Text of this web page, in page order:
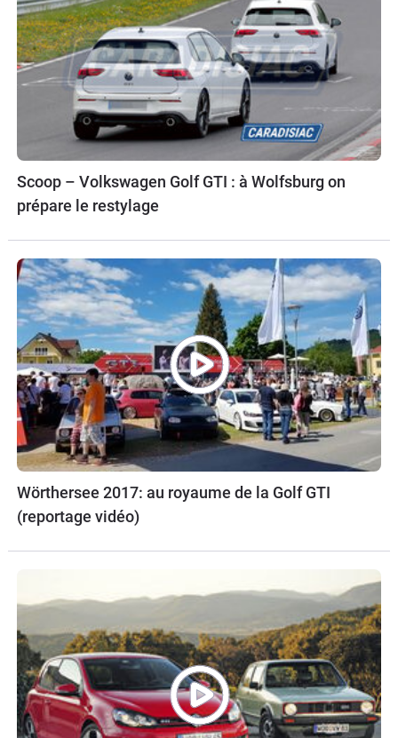
Scoop – Volkswagen Golf GTI : à Wolfsburg on
prépare le restylage
Wörthersee 2017: au royaume de la Golf GTI
(reportage vidéo)